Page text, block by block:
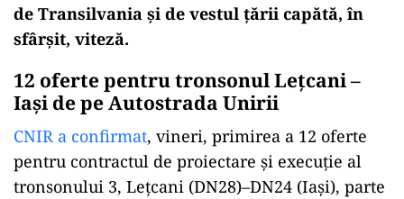
de Transilvania și de vestul țării capătă, în
sfârșit, viteză.
12 oferte pentru tronsonul Lețcani –
Iași de pe Autostrada Unirii
CNIR a confirmat, vineri, primirea a 12 oferte
pentru contractul de proiectare și execuție al
tronsonului 3, Leţcani (DN28)–DN24 (Iaşi), parte